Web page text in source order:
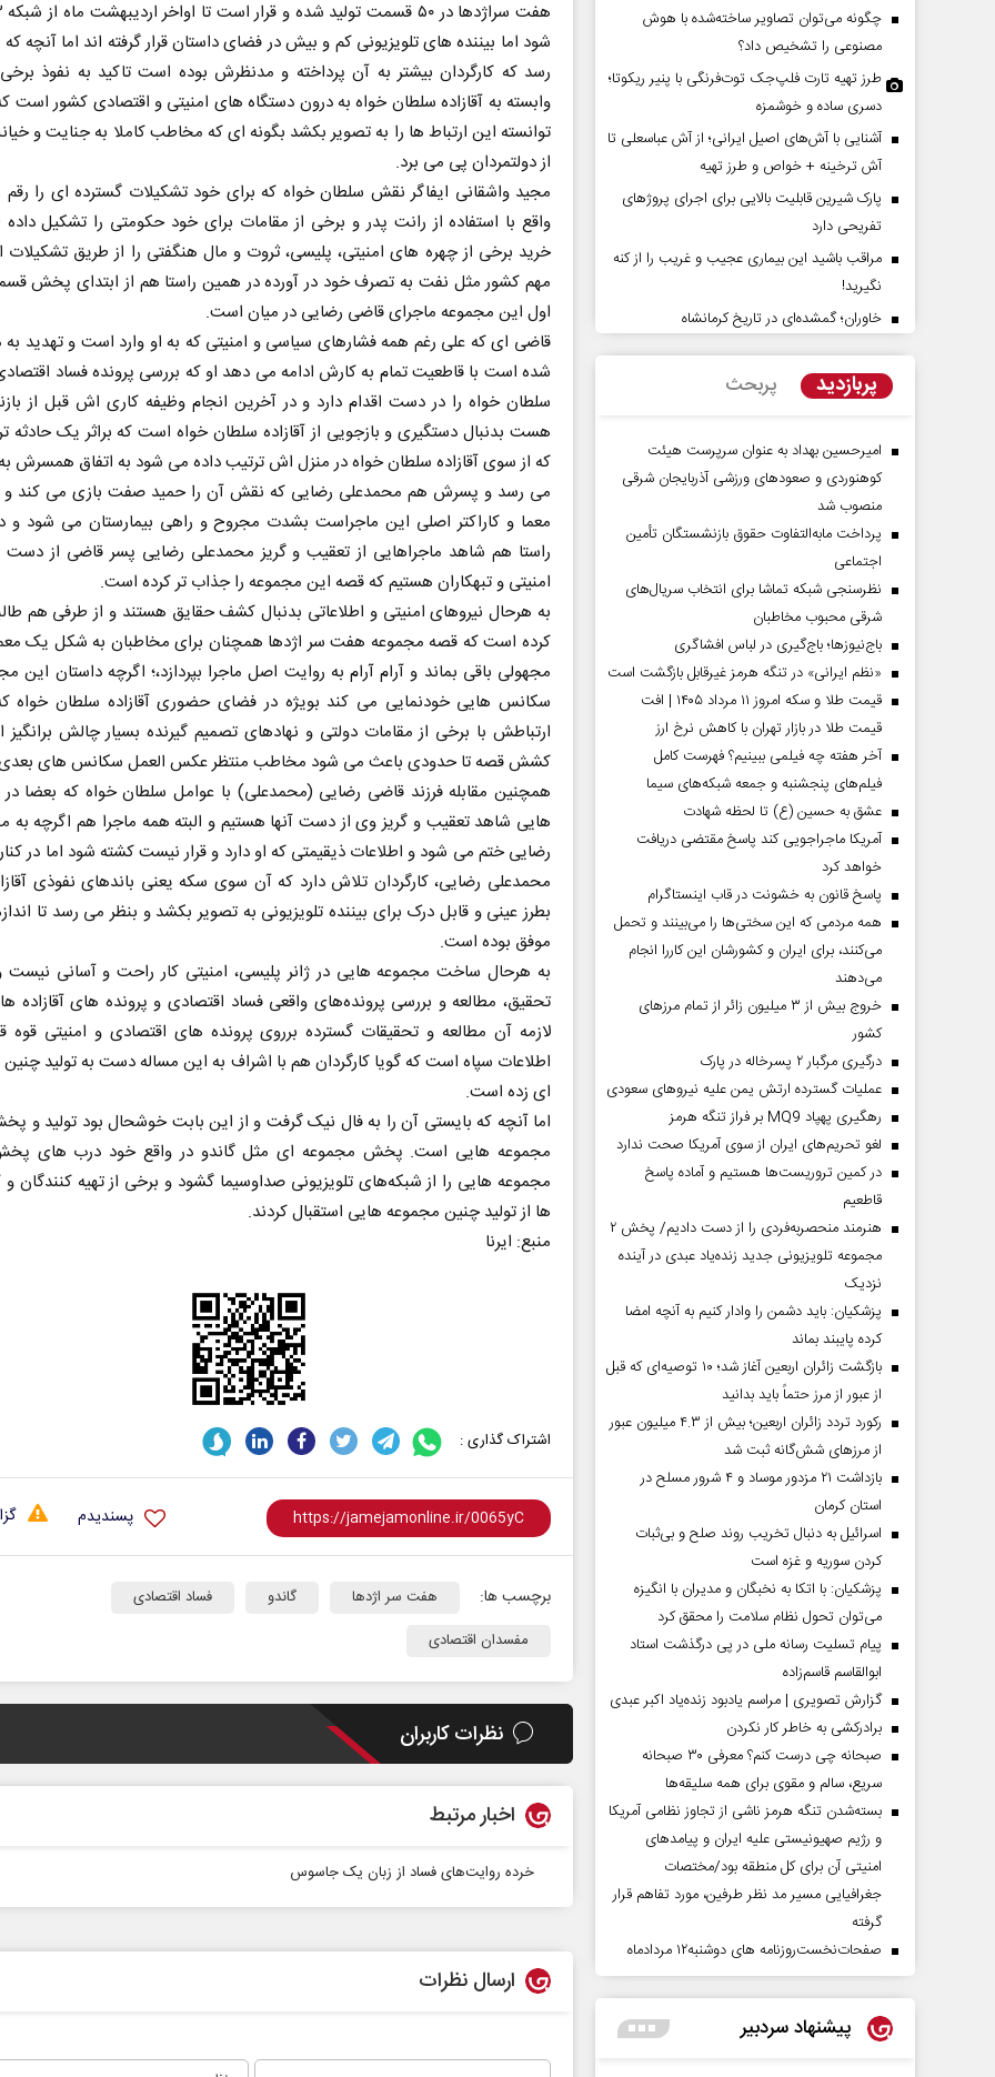
شود اما بیننده های تلویزیونی کم و بیش در فضای داستان قرار گرفته اند اما آنچه
رسد که کارگردان بیشتر به آن پرداخته و مدنظرش بوده است تاکید به نفوذ برخی
وابسته به آقازاده سلطان خواه به درون دستگاه های امنیتی و اقتصادی کشور است
توانسته این ارتباط ها را به تصویر بکشد بگونه ای که مخاطب کاملا به جنایت و
از دولتمردان پی می برد.
مجید واشقانی ایفاگر نقش سلطان خواه که برای خود تشکیلات گسترده ای را رقم
واقع با استفاده از رانت پدر و برخی از مقامات برای خود حکومتی را تشکیل
خرید برخی از چهره های امنیتی، پلیسی، ثروت و مال هنگفتی را از طریق تشکیلات
مهم کشور مثل نفت به تصرف خود در آورده در همین راستا هم از ابتدای پخش
اول این مجموعه ماجرای قاضی رضایی در میان است.
قاضی ای که علی رغم همه فشارهای سیاسی و امنیتی که به او وارد است و تهدید
شده است با قاطعیت تمام به کارش ادامه می دهد او که بررسی پرونده فساد اقتصادی
سلطان خواه را در دست اقدام دارد و در آخرین انجام وظیفه کاری اش قبل از
هست بدنبال دستگیری و بازجویی از آقازاده سلطان خواه است که براثر یک حادثه
که از سوی آقازاده سلطان خواه در منزل اش ترتیب داده می شود به اتفاق همسرش
می رسد و پسرش هم محمدعلی رضایی که نقش آن را حمید صفت بازی می کند و
معما و کاراکتر اصلی این ماجراست بشدت مجروح و راهی بیمارستان می شود و
راستا هم شاهد ماجراهایی از تعقیب و گریز محمدعلی رضایی پسر قاضی از دست
امنیتی و تبهکاران هستیم که قصه این مجموعه را جذاب تر کرده است.
به هرحال نیروهای امنیتی و اطلاعاتی بدنبال کشف حقایق هستند و از طرفی هم
کرده است که قصه مجموعه هفت سر اژدها همچنان برای مخاطبان به شکل یک
مجهولی باقی بماند و آرام آرام به روایت اصل ماجرا بپردازد،؛ اگرچه داستان این
سکانس هایی خودنمایی می کند بویژه در فضای حضوری آقازاده سلطان خواه
ارتباطش با برخی از مقامات دولتی و نهادهای تصمیم گیرنده بسیار چالش
کشش قصه تا حدودی باعث می شود مخاطب منتظر عکس العمل سکانس های
همچنین مقابله فرزند قاضی رضایی (محمدعلی) با عوامل سلطان خواه که بعضا
هایی شاهد تعقیب و گریز وی از دست آنها هستیم و البته همه ماجرا هم اگرچه به
رضایی ختم می شود و اطلاعات ذیقیمتی که او دارد و قرار نیست کشته شود اما در
محمدعلی رضایی، کارگردان تلاش دارد که آن سوی سکه یعنی باندهای نفوذی
بطرز عینی و قابل درک برای بیننده تلویزیونی به تصویر بکشد و بنظر می رسد تا
موفق بوده است.
به هرحال ساخت مجموعه هایی در ژانر پلیسی، امنیتی کار راحت و آسانی نیست و
تحقیق، مطالعه و بررسی پرونده‌های واقعی فساد اقتصادی و پرونده های آقازاده
لازمه آن مطالعه و تحقیقات گسترده برروی پرونده های اقتصادی و امنیتی قوه
اطلاعات سپاه است که گویا کارگردان هم با اشراف به این مساله دست به تولید
ای زده است.
اما آنچه که بایستی آن را به فال نیک گرفت و از این بابت خوشحال بود تولید و
مجموعه هایی است. پخش مجموعه ای مثل گاندو در واقع خود درب های
مجموعه هایی را از شبکه‌های تلویزیونی صداوسیما گشود و برخی از تهیه کنندگان و
ها از تولید چنین مجموعه‌ هایی استقبال کردند.
منبع: ایرنا
اشتراک گذاری :
پسندیدم
برچسب ها: هفت سر اژدها گاندو
فساد اقتصادی
مفسدان اقتصادی
نظرات کاربران
اخبار مرتبط
خرده‌ روایت‌های فساد از زبان یک جاسوس
ارسال نظرات
چگونه می‌توان تصاویر ساخته‌شده با هوش
مصنوعی را تشخیص داد؟
طرز تهیه تارت فلپ‌جک توت‌فرنگی با پنیر ریکوتا؛
دسری ساده و خوشمزه
آشنایی با آش‌های اصیل ایرانی؛ از آش عباسعلی تا
آش ترخینه + خواص و طرز تهیه
پارک شیرین قابلیت‌ بالایی برای اجرای پروژهای
تفریحی دارد
مراقب باشید این بیماری عجیب و غریب را از کنه
نگیرید!
خاوران؛ گمشده‌ای در تاریخ کرمانشاه
پربازدید پربحث
امیرحسین بهداد به عنوان سرپرست هیئت
کوهنوردی و صعودهای ورزشی آذربایجان شرقی
منصوب شد
پرداخت مابه‌التفاوت حقوق بازنشستگان تأمین
اجتماعی
نظرسنجی شبکه تماشا برای انتخاب سریال‌های
شرقی محبوب مخاطبان
باج‌نیوزها؛ باج‌گیری در لباس افشاگری
«نظم ایرانی» در تنگه هرمز غیرقابل بازگشت است
قیمت طلا و سکه امروز ۱۱ مرداد ۱۴۰۵ | افت
قیمت طلا در بازار تهران با کاهش نرخ ارز
آخر هفته چه فیلمی ببینیم؟ فهرست کامل
فیلم‌های پنجشنبه و جمعه شبکه‌های سیما
عشق به حسین (ع) تا لحظه شهادت
آمریکا ماجراجویی کند پاسخ مقتضی دریافت
خواهد کرد
پاسخ قانون به خشونت در قاب اینستاگرام
همه مردمی که این سختی‌ها را می‌بینند و تحمل
می‌کنند، برای ایران و کشورشان این کاررا انجام
می‌دهند
خروج بیش از ۳ میلیون زائر از تمام مرز‌های
کشور
درگیری مرگبار ۲ پسرخاله در پارک
عملیات گسترده ارتش یمن علیه نیروهای سعودی
رهگیری پهپاد MQ9 بر فراز تنگه هرمز
لغو تحریم‌های ایران از سوی آمریکا صحت ندارد
در کمین تروریست‌ها هستیم و آماده پاسخ
قاطعیم
هنرمند منحصر‌به‌فردی را از دست دادیم/ پخش ۲
مجموعه تلویزیونی جدید زنده‌یاد عبدی در آینده
نزدیک
پزشکیان: باید دشمن را وادار کنیم به آنچه امضا
کرده پایبند بماند
بازگشت زائران اربعین آغاز شد؛ ۱۰ توصیه‌ای که قبل
از عبور از مرز حتماً باید بدانید
رکورد تردد زائران اربعین؛ بیش از ۴.۳ میلیون عبور
از مرزهای شش‌گانه ثبت شد
بازداشت ۲۱ مزدور موساد و ۴ شرور مسلح در
استان کرمان
اسرائیل به دنبال تخریب روند صلح و بی‌ثبات
کردن سوریه و غزه است
پزشکیان: با اتکا به نخبگان و مدیران با انگیزه
می‌توان تحول نظام سلامت را محقق کرد
پیام تسلیت رسانه ملی در پی درگذشت استاد
ابوالقاسم قاسم‌زاده
گزارش تصویری | مراسم یادبود زنده‌یاد اکبر عبدی
برادرکشی به خاطر کار نکردن
صبحانه چی درست کنم؟ معرفی ۳۰ صبحانه
سریع، سالم و مقوی برای همه سلیقه‌ها
بسته‌شدن تنگه هرمز ناشی از تجاوز نظامی آمریکا
و رژیم صهیونیستی علیه ایران و پیامد‌های
امنیتی آن برای کل منطقه بود/مختصات
جغرافیایی مسیر مد نظر طرفین، مورد تفاهم قرار
گرفته
صفحات‌نخست‌روزنامه ها‌ی دوشنبه‌۱۲ مردادماه
پیشنهاد سردبیر
پیامبر اکرم(ص)؛ ده ویژگی و چهار
دکتر ناصر رفیعی - پژوهشگر
نقش جنگ آمریکا و ایران بر تغییر
موازنه قدرت در خاورمیانه
داوود منظور - رئیس سابق سازمان برنامه و
هویت ایرانی _ اسلامی در مکتب
امام شهید
حجت‌الاسلام دکتر حمید احمدی - نویسنده و
پژوهشگر
صفحات نخست‌روزنامه ها‌ی پنجشنبه‌۸ مردادماه صفحات نخست‌روزنامه‌ها‌ی‌چهارشنبه‌۷‌مردادماه
صفحات نخست روزنامه ها‌ی‌سه‌شنبه ۶